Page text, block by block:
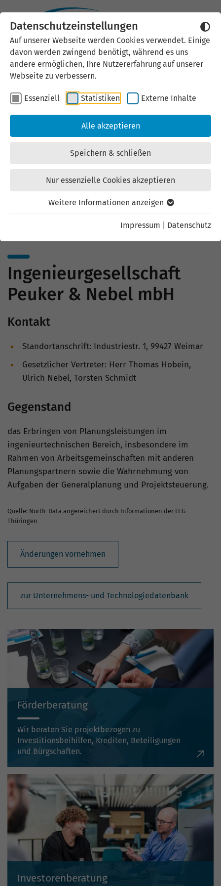
Datenschutzeinstellungen
Auf unserer Webseite werden Cookies verwendet. Einige
davon werden zwingend benötigt, während es uns
andere ermöglichen, Ihre Nutzererfahrung auf unserer
Webseite zu verbessern.
Essenziell Statistiken Externe Inhalte
Alle akzeptieren
Speichern & schließen
Nur essenzielle Cookies akzeptieren
Weitere Informationen anzeigen
Impressum Datenschutz
Externen Inhalt laden
Wir verwenden auf unserer
Website externe Inhalte, um Ihnen
zusätzliche Informationen
anzubieten. Einige externe Inhalte
(z.B. Google Maps, Youtube)
können persönliche Daten (z.B. IP-
Mit der Bestätigung erklären Sie
Ingenieurgesellschaft
Peuker & Nebel mbH
Kontakt
Standortanschrift: Industriestr. 1, 99427 Weimar
Gesetzlicher Vertreter: Herr Thomas Hobein,
Ulrich Nebel, Torsten Schmidt
Gegenstand
das Erbringen von Planungsleistungen im
ingenieurtechnischen Bereich, insbesondere im
Rahmen von Arbeitsgemeinschaften mit anderen
Planungspartnern sowie die Wahrnehmung von
Aufgaben der Generalplanung und Projektsteuerung.
Quelle: North-Data angereichert durch Informationen der LEG
Thüringen
Änderungen vornehmen
zur Unternehmens- und Technologiedatenbank
Förderberatung
Wir beraten Sie projektbezogen zu
Investitionsbeihilfen, Krediten, Beteiligungen
und Bürgschaften.
Investorenberatung